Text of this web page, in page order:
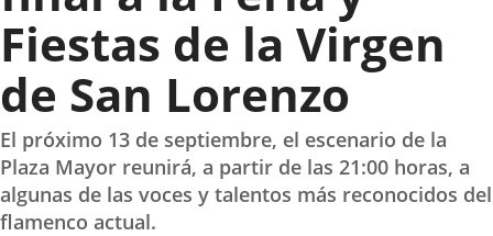
Fiestas de la Virgen
de San Lorenzo
El próximo 13 de septiembre, el escenario de la
Plaza Mayor reunirá, a partir de las 21:00 horas, a
algunas de las voces y talentos más reconocidos del
flamenco actual.